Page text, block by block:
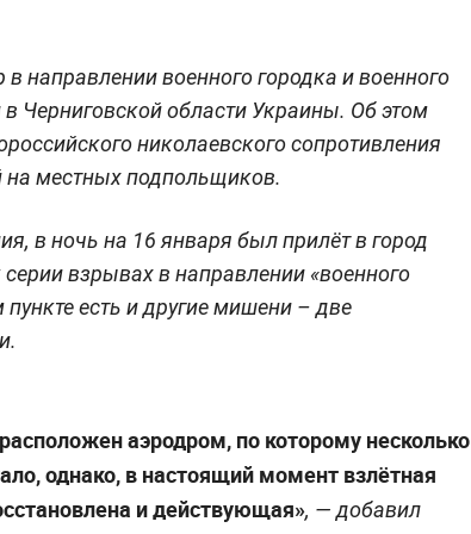
направлении военного городка и военного
Черниговской области Украины. Об этом
николаевского сопротивления
на местных подпольщиков.
в ночь на 16 января был прилёт в город
взрывах в направлении «военного
есть и другие мишени – две
аэродром, по которому несколько
однако, в настоящий момент взлётная
и действующая», — добавил